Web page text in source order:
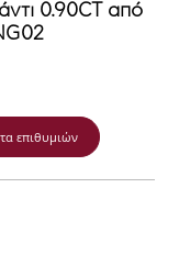
0.90CT από
επιθυμιών